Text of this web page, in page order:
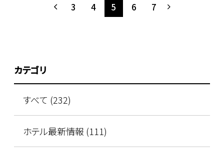
3 4 5 6 7
カテゴリ
すべて (232)
ホテル最新情報 (111)